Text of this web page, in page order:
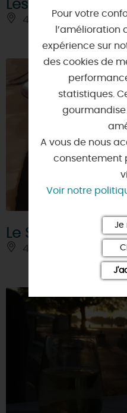
Les Vergers de
45800 - SAINT-
Le Saint
45800 - SAINT-JEAN-
Pour votre
l’amélioration
expérience sur
des cookies de
statistiques.
gourmandise
A vous de nous
consentement
Voir notre
Je